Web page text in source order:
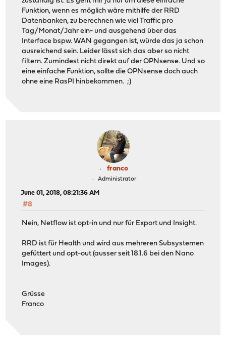
Funktion, wenn es möglich wäre mithilfe der RRD
Datenbanken, zu berechnen wie viel Traffic pro
Tag/Monat/Jahr ein- und ausgehend über das
Interface bspw. WAN gegangen ist, würde das ja schon
ausreichend sein. Leider lässt sich das aber so nicht
filtern. Zumindest nicht direkt auf der OPNsense. Und so
eine einfache Funktion, sollte die OPNsense doch auch
ohne eine RasPI hinbekommen. ;)
franco
Administrator
June 01, 2018, 08:21:36 AM
#8
Nein, Netflow ist opt-in und nur für Export und Insight.
RRD ist für Health und wird aus mehreren Subsystemen
gefüttert und opt-out (ausser seit 18.1.6 bei den Nano
Images).
Grüsse
Franco